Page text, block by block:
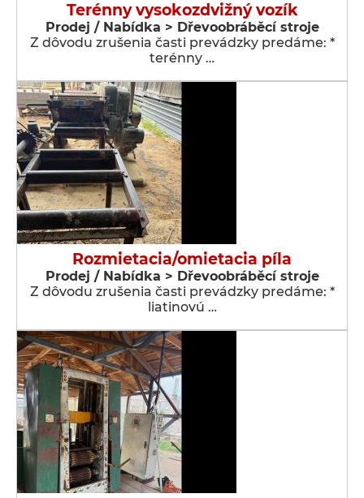
Terénny vysokozdvižný vozík
Prodej / Nabídka > Dřevoobráběcí stroje
Z dôvodu zrušenia časti prevádzky predáme: *
terénny …
Rozmietacia/omietacia píla
Prodej / Nabídka > Dřevoobráběcí stroje
Z dôvodu zrušenia časti prevádzky predáme: *
liatinovú …